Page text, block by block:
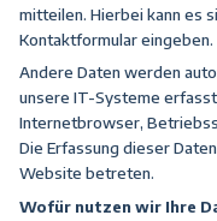
mitteilen. Hierbei kann es
Kontaktformular eingeben.
Andere Daten werden
unsere IT-Systeme
Internetbrowser,
Die Erfassung dieser
Website betreten.
Wofür nutzen wir Ihre